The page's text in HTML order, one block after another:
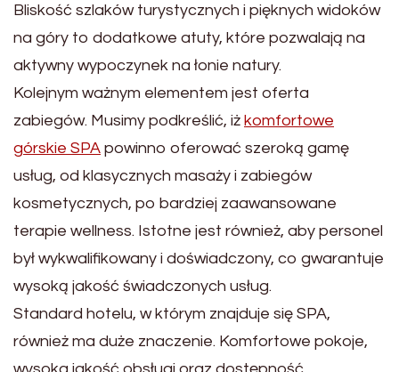
Bliskość szlaków turystycznych i pięknych widoków
na góry to dodatkowe atuty, które pozwalają na
aktywny wypoczynek na łonie natury.
Kolejnym ważnym elementem jest oferta
zabiegów. Musimy podkreślić, iż komfortowe
górskie SPA powinno oferować szeroką gamę
usług, od klasycznych masaży i zabiegów
kosmetycznych, po bardziej zaawansowane
terapie wellness. Istotne jest również, aby personel
był wykwalifikowany i doświadczony, co gwarantuje
wysoką jakość świadczonych usług.
Standard hotelu, w którym znajduje się SPA,
również ma duże znaczenie. Komfortowe pokoje,